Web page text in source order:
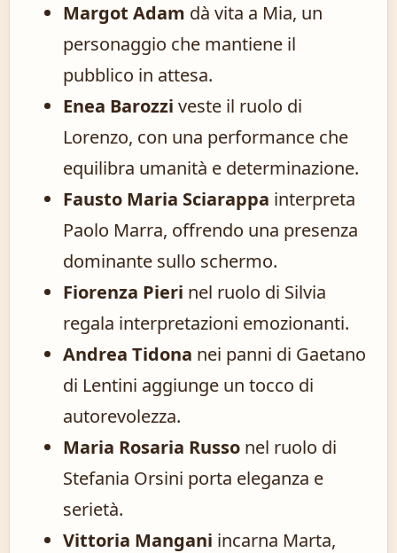
Margot Adam dà vita a Mia, un
personaggio che mantiene il
pubblico in attesa.
Enea Barozzi veste il ruolo di
Lorenzo, con una performance che
equilibra umanità e determinazione.
Fausto Maria Sciarappa interpreta
Paolo Marra, offrendo una presenza
dominante sullo schermo.
Fiorenza Pieri nel ruolo di Silvia
regala interpretazioni emozionanti.
Andrea Tidona nei panni di Gaetano
di Lentini aggiunge un tocco di
autorevolezza.
Maria Rosaria Russo nel ruolo di
Stefania Orsini porta eleganza e
serietà.
Vittoria Mangani incarna Marta,